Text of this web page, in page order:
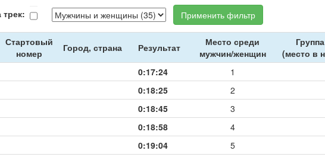
Применить фильтр
Стартовый
номер
Город, страна Результат
Место среди
мужчин/женщин
Группа
(место в
0:17:24
1
0:18:25
2
0:18:45
3
0:18:58 4
0:19:04
5